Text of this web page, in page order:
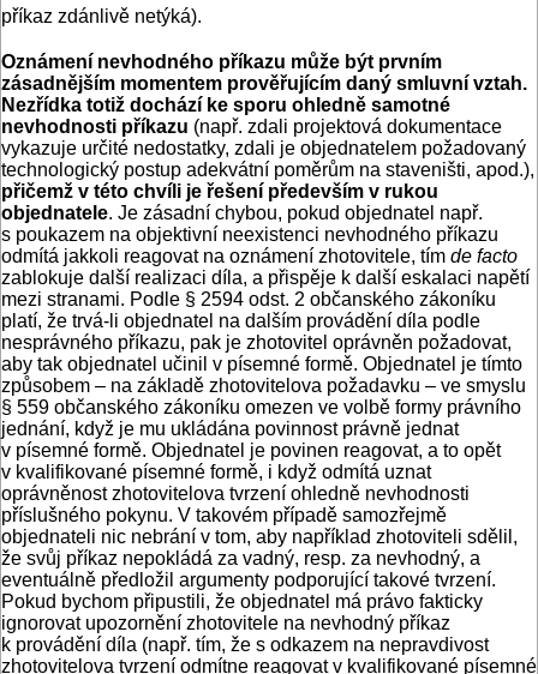
příkaz zdánlivě netýká).
Oznámení nevhodného příkazu může být prvním
zásadnějším momentem prověřujícím daný smluvní vztah.
Nezřídka totiž dochází ke sporu ohledně samotné
nevhodnosti příkazu (např. zdali projektová dokumentace
vykazuje určité nedostatky, zdali je objednatelem požadovaný
technologický postup adekvátní poměrům na staveništi, apod.),
přičemž v této chvíli je řešení především v rukou
objednatele. Je zásadní chybou, pokud objednatel např.
s poukazem na objektivní neexistenci nevhodného příkazu
odmítá jakkoli reagovat na oznámení zhotovitele, tím de facto
zablokuje další realizaci díla, a přispěje k další eskalaci napětí
mezi stranami. Podle § 2594 odst. 2 občanského zákoníku
platí, že trvá-li objednatel na dalším provádění díla podle
nesprávného příkazu, pak je zhotovitel oprávněn požadovat,
aby tak objednatel učinil v písemné formě. Objednatel je tímto
způsobem – na základě zhotovitelova požadavku – ve smyslu
§ 559 občanského zákoníku omezen ve volbě formy právního
jednání, když je mu ukládána povinnost právně jednat
v písemné formě. Objednatel je povinen reagovat, a to opět
v kvalifikované písemné formě, i když odmítá uznat
oprávněnost zhotovitelova tvrzení ohledně nevhodnosti
příslušného pokynu. V takovém případě samozřejmě
objednateli nic nebrání v tom, aby například zhotoviteli sdělil,
že svůj příkaz nepokládá za vadný, resp. za nevhodný, a
eventuálně předložil argumenty podporující takové tvrzení.
Pokud bychom připustili, že objednatel má právo fakticky
ignorovat upozornění zhotovitele na nevhodný příkaz
k provádění díla (např. tím, že s odkazem na nepravdivost
zhotovitelova tvrzení odmítne reagovat v kvalifikované písemné